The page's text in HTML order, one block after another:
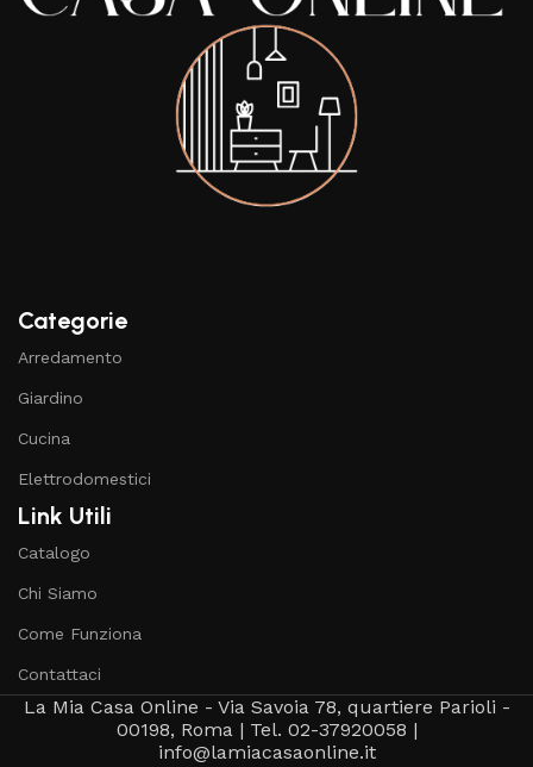
Categorie
Arredamento
Giardino
Cucina
Elettrodomestici
Link Utili
Catalogo
Chi Siamo
Come Funziona
Contattaci
La Mia Casa Online - Via Savoia 78, quartiere Parioli -
00198, Roma | Tel. 02-37920058 |
info@lamiacasaonline.it